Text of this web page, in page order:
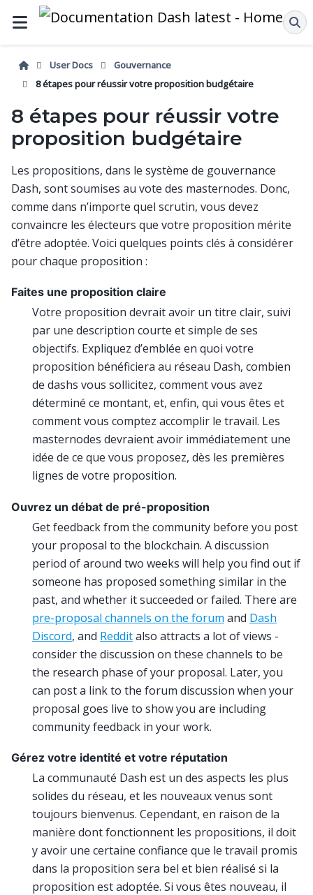
User Docs
Gouvernance
8 étapes pour réussir votre proposition budgétaire
8 étapes pour réussir votre
proposition budgétaire
Les propositions, dans le système de gouvernance
Dash, sont soumises au vote des masternodes. Donc,
comme dans n’importe quel scrutin, vous devez
convaincre les électeurs que votre proposition mérite
d’être adoptée. Voici quelques points clés à considérer
pour chaque proposition :
Faites une proposition claire
Votre proposition devrait avoir un titre clair, suivi
par une description courte et simple de ses
objectifs. Expliquez d’emblée en quoi votre
proposition bénéficiera au réseau Dash, combien
de dashs vous sollicitez, comment vous avez
déterminé ce montant, et, enfin, qui vous êtes et
comment vous comptez accomplir le travail. Les
masternodes devraient avoir immédiatement une
idée de ce que vous proposez, dès les premières
lignes de votre proposition.
Ouvrez un débat de pré-proposition
Get feedback from the community before you post
your proposal to the blockchain. A discussion
period of around two weeks will help you find out if
someone has proposed something similar in the
past, and whether it succeeded or failed. There are
pre-proposal channels on the forum and Dash
Discord, and Redditalso attracts a lot of views -
consider the discussion on these channels to be
the research phase of your proposal. Later, you
can post a link to the forum discussion when your
proposal goes live to show you are including
community feedback in your work.
Gérez votre identité et votre réputation
La communauté Dash est un des aspects les plus
solides du réseau, et les nouveaux venus sont
toujours bienvenus. Cependant, en raison de la
manière dont fonctionnent les propositions, il doit
y avoir une certaine confiance que le travail promis
dans la proposition sera bel et bien réalisé si la
proposition est adoptée. Si vous êtes nouveau, il